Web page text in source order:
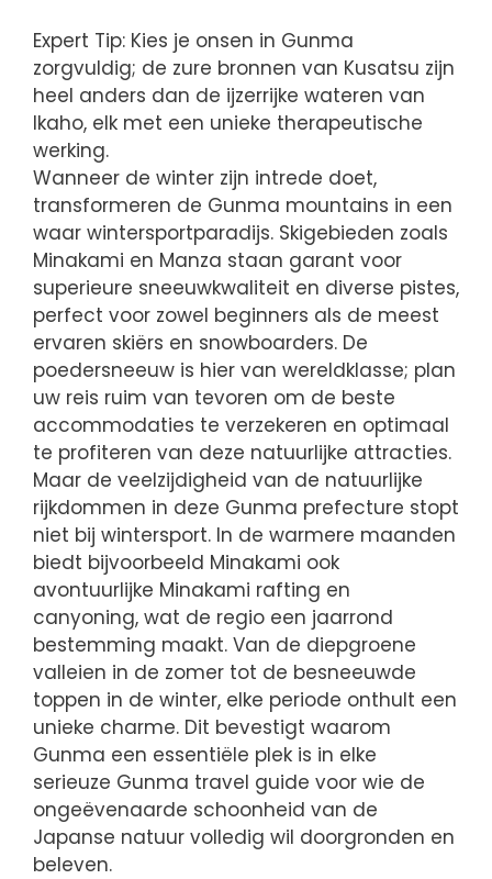
Expert Tip: Kies je onsen in Gunma
zorgvuldig; de zure bronnen van Kusatsu zijn
heel anders dan de ijzerrijke wateren van
Ikaho, elk met een unieke therapeutische
werking.
Wanneer de winter zijn intrede doet,
transformeren de Gunma mountains in een
waar wintersportparadijs. Skigebieden zoals
Minakami en Manza staan garant voor
superieure sneeuwkwaliteit en diverse pistes,
perfect voor zowel beginners als de meest
ervaren skiërs en snowboarders. De
poedersneeuw is hier van wereldklasse; plan
uw reis ruim van tevoren om de beste
accommodaties te verzekeren en optimaal
te profiteren van deze natuurlijke attracties.
Maar de veelzijdigheid van de natuurlijke
rijkdommen in deze Gunma prefecture stopt
niet bij wintersport. In de warmere maanden
biedt bijvoorbeeld Minakami ook
avontuurlijke Minakami rafting en
canyoning, wat de regio een jaarrond
bestemming maakt. Van de diepgroene
valleien in de zomer tot de besneeuwde
toppen in de winter, elke periode onthult een
unieke charme. Dit bevestigt waarom
Gunma een essentiële plek is in elke
serieuze Gunma travel guide voor wie de
ongeëvenaarde schoonheid van de
Japanse natuur volledig wil doorgronden en
beleven.